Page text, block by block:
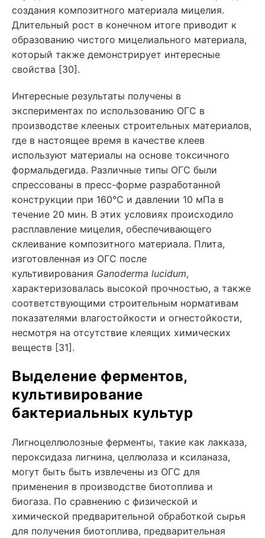
создания композитного материала мицелия.
Длительный рост в конечном итоге приводит к
образованию чистого мицелиального материала,
который также демонстрирует интересные
свойства [30].
Интересные результаты получены в
экспериментах по использованию ОГС в
производстве клееных строительных материалов,
где в настоящее время в качестве клеев
используют материалы на основе токсичного
формальдегида. Различные типы ОГС были
спрессованы в пресс-форме разработанной
конструкции при 160°C и давлении 10 мПа в
течение 20 мин. В этих условиях происходило
расплавление мицелия, обеспечивающего
склеивание композитного материала. Плита,
изготовленная из ОГС после
культивирования Ganoderma lucidum,
характеризовалась высокой прочностью, а также
соответствующими строительным нормативам
показателями влагостойкости и огнестойкости,
несмотря на отсутствие клеящих химических
веществ [31].
Выделение ферментов,
культивирование
бактериальных культур
Лигноцеллюлозные ферменты, такие как лакказа,
пероксидаза лигнина, целлюлаза и ксиланаза,
могут быть быть извлечены из ОГС для
применения в производстве биотоплива и
биогаза. По сравнению с физической и
химической предварительной обработкой сырья
для получения биотоплива, предварительная